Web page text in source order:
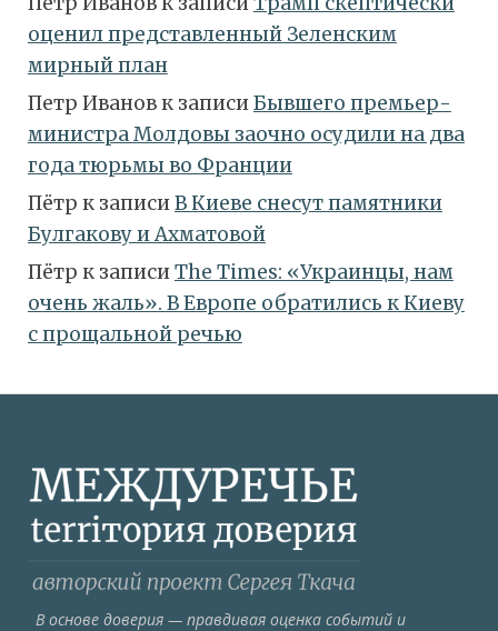
оценил представленный Зеленским
мирный план
Петр Ивановк записиБывшего премьер-
министра Молдовы заочно осудили на два
года тюрьмы во Франции
Пётр к записиВ Киеве снесут памятники
Булгакову и Ахматовой
Пётр к записиТhe Times: «Украинцы, нам
очень жаль». В Европе обратились к Киеву
с прощальной речью
В основе доверия — правдивая оценка событий и